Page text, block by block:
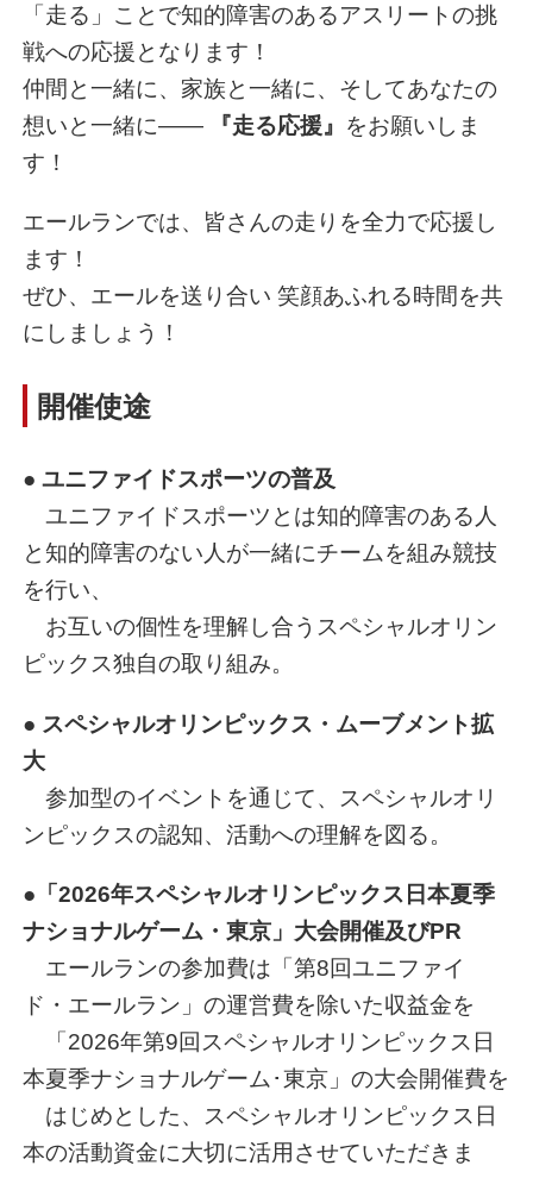
「走る」ことで知的障害のあるアスリートの挑
戦への応援となります！
仲間と一緒に、家族と一緒に、そしてあなたの
想いと一緒に――
『走る応援』 をお願いしま
す！
エールランでは、皆さんの走りを全力で応援し
ます！
ぜひ、エールを送り合い 笑顔あふれる時間を共
にしましょう！
開催使途
●ユニファイドスポーツの普及
ユニファイドスポーツとは知的障害のある人
と知的障害のない人が一緒にチームを組み競技
を行い、
お互いの個性を理解し合うスペシャルオリン
ピックス独自の取り組み。
● スペシャルオリンピックス・ムーブメント拡
大
参加型のイベントを通じて、スペシャルオリ
ンピックスの認知、活動への理解を図る。
● 「2026年スペシャルオリンピックス日本夏季
ナショナルゲーム・東京」大会開催及びPR
エールランの参加費は「第8回ユニファイ
ド・エールラン」の運営費を除いた収益金を
「2026年第9回スペシャルオリンピックス日
本夏季ナショナルゲーム･東京」の大会開催費を
はじめとした、スペシャルオリンピックス日
本の活動資金に大切に活用させていただきま